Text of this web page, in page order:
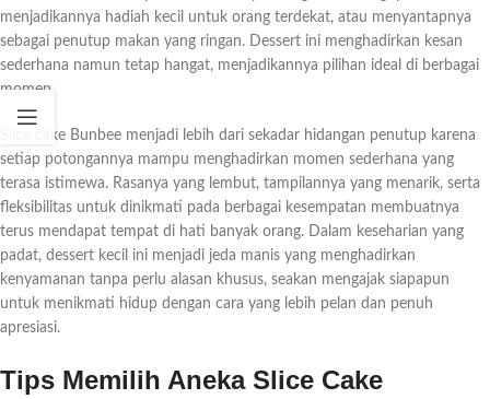
menjadikannya hadiah kecil untuk orang terdekat, atau menyantapnya
sebagai penutup makan yang ringan. Dessert ini menghadirkan kesan
sederhana namun tetap hangat, menjadikannya pilihan ideal di berbagai
momen.
Slice cake Bunbee menjadi lebih dari sekadar hidangan penutup karena
setiap potongannya mampu menghadirkan momen sederhana yang
terasa istimewa. Rasanya yang lembut, tampilannya yang menarik, serta
fleksibilitas untuk dinikmati pada berbagai kesempatan membuatnya
terus mendapat tempat di hati banyak orang. Dalam keseharian yang
padat, dessert kecil ini menjadi jeda manis yang menghadirkan
kenyamanan tanpa perlu alasan khusus, seakan mengajak siapapun
untuk menikmati hidup dengan cara yang lebih pelan dan penuh
apresiasi.
Tips Memilih Aneka Slice Cake